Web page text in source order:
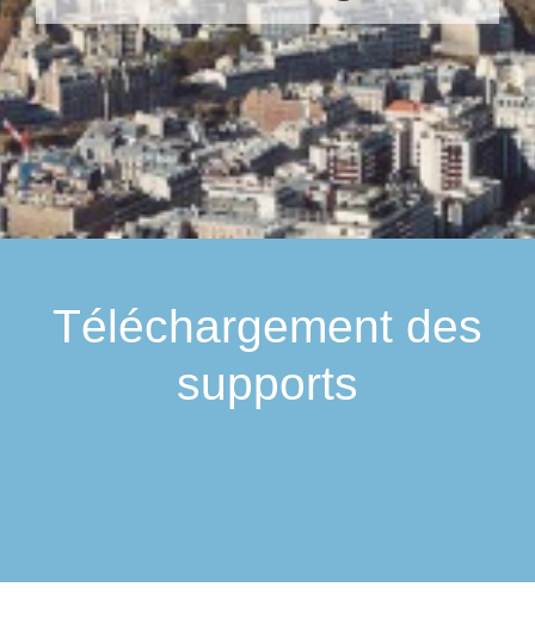
Téléchargement des
supports